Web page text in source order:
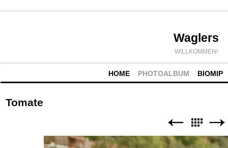
Waglers
WILLKOMMEN!
HOME PHOTOALBUM BIOMIP
Tomate